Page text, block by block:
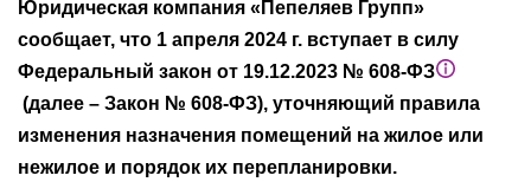
Юридическая компания «Пепеляев Групп»
сообщает, что 1 апреля 2024 г. вступает в силу
Федеральный закон от 19.12.2023 № 608-ФЗ
(далее – Закон № 608-ФЗ), уточняющий правила
изменения назначения помещений на жилое или
нежилое и порядок их перепланировки.